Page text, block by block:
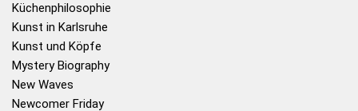
Küchenphilosophie
Kunst in Karlsruhe
Kunst und Köpfe
Mystery Biography
New Waves
Newcomer Friday